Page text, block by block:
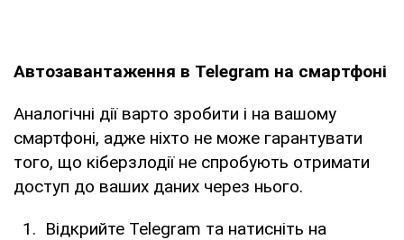
Автозавантаження в Telegram на смартфоні
Аналогічні дії варто зробити і на вашому
смартфоні, адже ніхто не може гарантувати
того, що кіберзлодії не спробують отримати
доступ до ваших даних через нього.
Відкрийте Telegram та натисніть на